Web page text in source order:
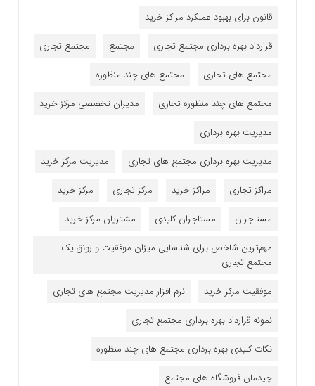
قانون برای بهبود عملکرد مراکز خرید
قرارداد بهره برداری مجتمع تجاری
مجتمع
مجتمع تجاری
مجتمع های تجاری
مجتمع های چند منظوره
مجتمع های چند منظوره تجاری
مدیران تخصصی مرکز خرید
مدیریت بهره برداری
مدیریت بهره برداری مجتمع های تجاری
مدیریت مرکز خرید
مراکز تجاری
مراکز خرید مرکز تجاری
مرکز خرید
مستاجران
مستاجران کلیدی
مشتریان مرکز خرید
مهم‌ترین شاخص برای شناسایی میزان موفقیت و رونق یک
مجتمع تجاری
موفقیت مرکز خرید
نرم افزار مدیریت مجتمع های تجاری
نمونه قرارداد بهره برداری مجتمع تجاری
نکات کلیدی بهره برداری مجتمع های چند منظوره
چیدمان فروشگاه های مجتمع